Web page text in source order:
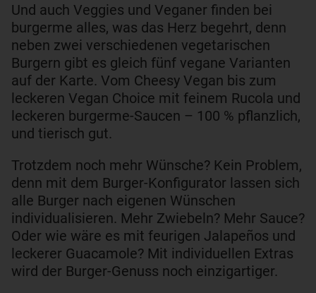
Und auch Veggies und Veganer finden bei
burgerme alles, was das Herz begehrt, denn
neben zwei verschiedenen vegetarischen
Burgern gibt es gleich fünf vegane Varianten
auf der Karte. Vom Cheesy Vegan bis zum
leckeren Vegan Choice mit feinem Rucola und
leckeren burgerme-Saucen – 100 % pflanzlich,
und tierisch gut.
Trotzdem noch mehr Wünsche? Kein Problem,
denn mit dem Burger-Konfigurator lassen sich
alle Burger nach eigenen Wünschen
individualisieren. Mehr Zwiebeln? Mehr Sauce?
Oder wie wäre es mit feurigen Jalapeños und
leckerer Guacamole? Mit individuellen Extras
wird der Burger-Genuss noch einzigartiger.